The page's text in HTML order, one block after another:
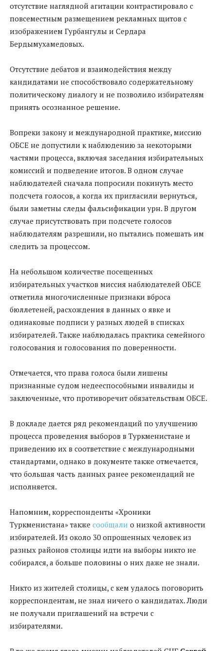
отсутствие наглядной агитации контрастировало с
повсеместным размещением рекламных щитов с
изображением Гурбангулы и Сердара
Бердымухамедовых.
Отсутствие дебатов и взаимодействия между
кандидатами не способствовало содержательному
политическому диалогу и не позволило избирателям
принять осознанное решение.
Вопреки закону и международной практике, миссию
ОБСЕ не допустили к наблюдению за некоторыми
частями процесса, включая заседания избирательных
комиссий и подведение итогов. В одном случае
наблюдателей сначала попросили покинуть место
подсчета голосов, а когда их пригласили вернуться,
были заметны следы фальсификации урн. В другом
случае присутствовать при подсчете голосов
наблюдателям разрешили, но пытались помешать им
следить за процессом.
На небольшом количестве посещенных
избирательных участков миссия наблюдателей ОБСЕ
отметила многочисленные признаки вброса
бюллетеней, расхождения в данных о явке и
одинаковые подписи у разных людей в списках
избирателей. Также наблюдалась практика семейного
голосования и голосования по доверенности.
Отмечается, что права голоса были лишены
признанные судом недееспособными инвалиды и
заключенные, что противоречит обязательствам ОБСЕ.
В докладе дается ряд рекомендаций по улучшению
процесса проведения выборов в Туркменистане и
приведению их в соответствие с международными
стандартами, однако в документе также отмечается,
что большая часть данных ранее рекомендаций не
исполняется.
Напомним, корреспонденты «Хроники
Туркменистана» также сообщали о низкой активности
избирателей. Из около 30 опрошенных человек из
разных районов столицы идти на выборы никто не
собирался, а больше половины о них даже не знали.
Никто из жителей столицы, с кем удалось поговорить
корреспондентам, не знал ничего о кандидатах. Люди
не получали приглашений на встречи с
избирателями.